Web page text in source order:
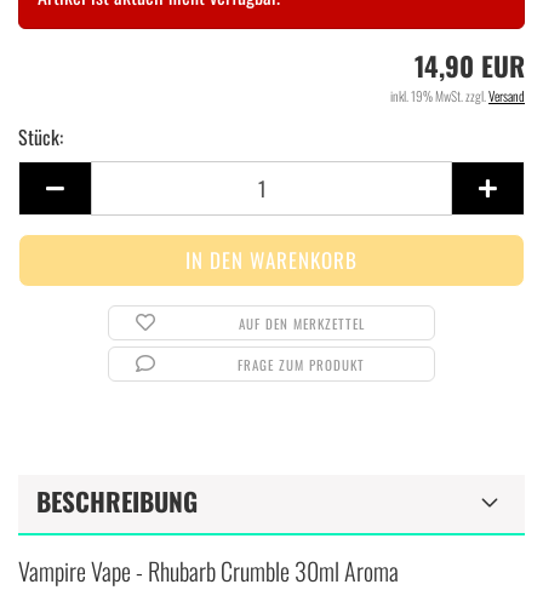
14,90 EUR
inkl. 19% MwSt. zzgl. Versand
Stück:
Stück
AUF DEN MERKZETTEL
FRAGE ZUM PRODUKT
BESCHREIBUNG
Vampire Vape - Rhubarb Crumble 30ml Aroma